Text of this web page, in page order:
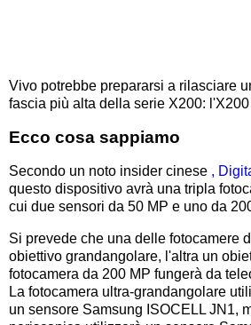
Vivo potrebbe prepararsi a rilasciare
fascia più alta della serie X200: l'X200
Ecco cosa sappiamo
Secondo un noto insider cinese ,
questo dispositivo avrà una tripla
cui due sensori da 50 MP e uno da
Si prevede che una delle fotocamere
obiettivo grandangolare, l'altra un
fotocamera da 200 MP fungerà da
La fotocamera ultra-grandangolare
un sensore Samsung ISOCELL JN1,